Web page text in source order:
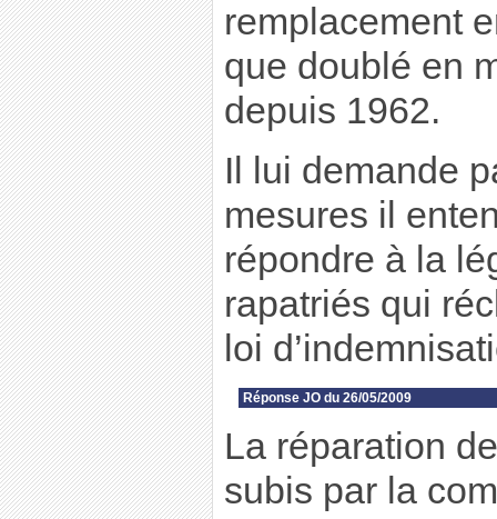
remplacement
que doublé en
depuis 1962.
Il lui demande
mesures il
répondre à la
rapatriés qui
loi
Réponse JO du 26/05/2009
La réparation
subis par la